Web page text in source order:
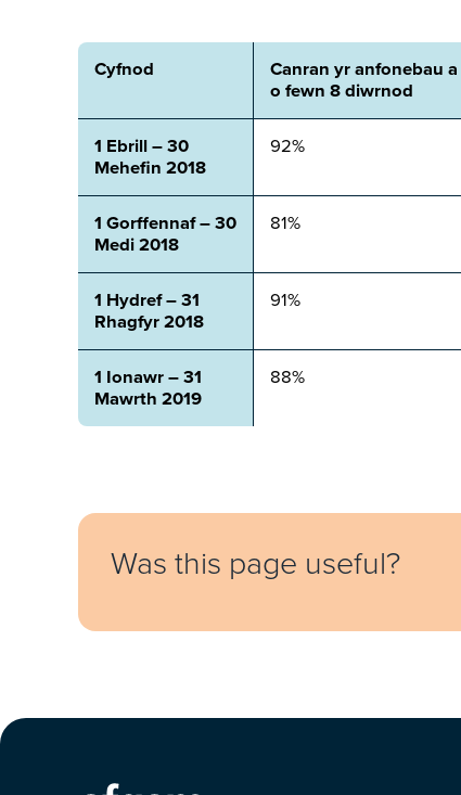
Cyfnod
Canran yr anfonebau
o fewn 8 diwrnod
1 Ebrill – 30
Mehefin 2018
92%
1 Gorffennaf – 30
Medi 2018
81%
1 Hydref – 31
Rhagfyr 2018
91%
1 Ionawr – 31
Mawrth 2019
88%
Feedback
Was this page useful?